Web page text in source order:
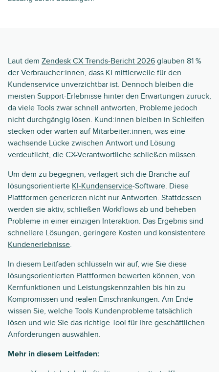
Laut dem Zendesk CX Trends-Bericht 2026 glauben 81 %
der Verbraucher:innen, dass KI mittlerweile für den
Kundenservice unverzichtbar ist. Dennoch bleiben die
meisten Support-Erlebnisse hinter den Erwartungen zurück,
da viele Tools zwar schnell antworten, Probleme jedoch
nicht durchgängig lösen. Kund:innen bleiben in Schleifen
stecken oder warten auf Mitarbeiter:innen, was eine
wachsende Lücke zwischen Antwort und Lösung
verdeutlicht, die CX-Verantwortliche schließen müssen.
Um dem zu begegnen, verlagert sich die Branche auf
lösungsorientierte KI-Kundenservice-Software. Diese
Plattformen generieren nicht nur Antworten. Stattdessen
werden sie aktiv, schließen Workflows ab und beheben
Probleme in einer einzigen Interaktion. Das Ergebnis sind
schnellere Lösungen, geringere Kosten und konsistentere
Kundenerlebnisse.
In diesem Leitfaden schlüsseln wir auf, wie Sie diese
lösungsorientierten Plattformen bewerten können, von
Kernfunktionen und Leistungskennzahlen bis hin zu
Kompromissen und realen Einschränkungen. Am Ende
wissen Sie, welche Tools Kundenprobleme tatsächlich
lösen und wie Sie das richtige Tool für Ihre geschäftlichen
Anforderungen auswählen.
Mehr in diesem Leitfaden: